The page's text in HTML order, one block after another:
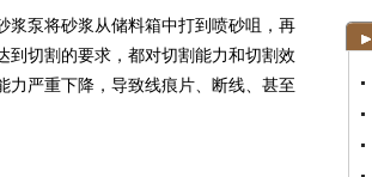
泵将砂浆从储料箱中打到喷砂咀，再
到切割的要求，都对切割能力和切割效
力严重下降，导致线痕片、断线、甚至